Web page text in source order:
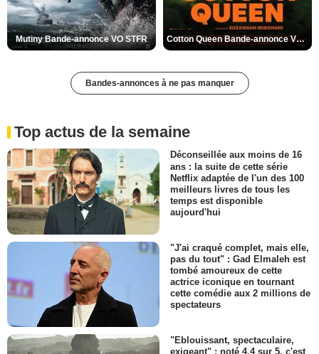
Mutiny Bande-annonce VO STFR Cotton Queen Bande-annonce VO STFR
Bandes-annonces à ne pas manquer
Top actus de la semaine
Déconseillée aux moins de 16
ans : la suite de cette série
Netflix adaptée de l'un des 100
meilleurs livres de tous les
temps est disponible
aujourd'hui
"J'ai craqué complet, mais elle,
pas du tout" : Gad Elmaleh est
tombé amoureux de cette
actrice iconique en tournant
cette comédie aux 2 millions de
spectateurs
"Eblouissant, spectaculaire,
exigeant" : noté 4,4 sur 5, c'est